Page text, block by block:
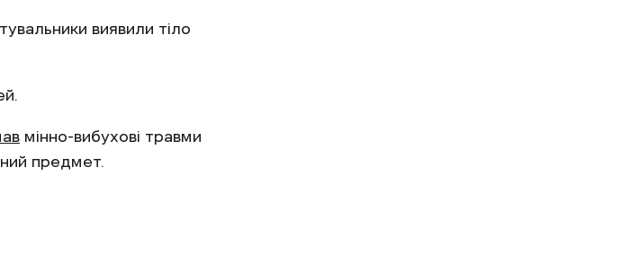
виявили тіло
мінно-вибухові травми
предмет.